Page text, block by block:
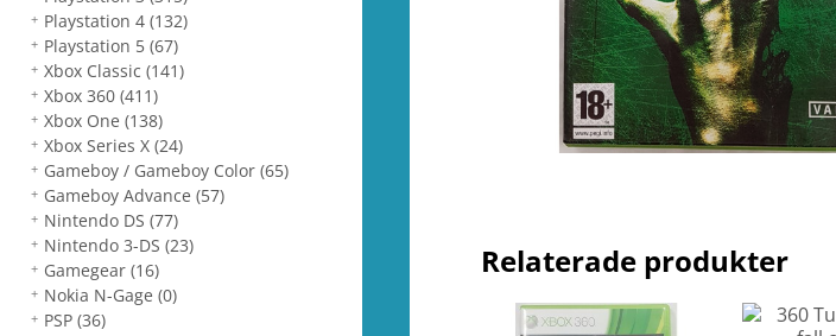
Playstation 4(132)
Playstation 5(67)
Xbox Classic(141)
Xbox 360(411)
Xbox One(138)
Xbox Series X(24)
Gameboy / Gameboy Color(65)
Gameboy Advance(57)
Nintendo DS(77)
Nintendo 3-DS(23)
Gamegear(16)
Nokia N-Gage(0)
PSP(36)
Relaterade produkter